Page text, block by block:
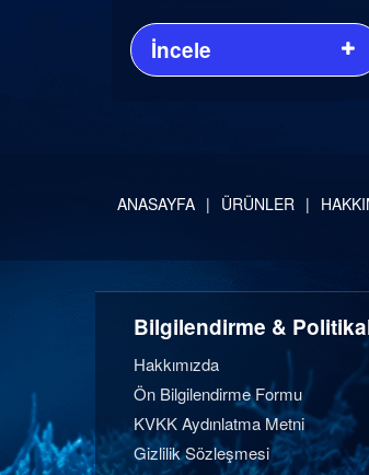
İncele
ANASAYFA ÜRÜNLER
Bilgilendirme &
Hakkımızda
Ön Bilgilendirme Formu
KVKK Aydınlatma Metni
Gizlilik Sözleşmesi